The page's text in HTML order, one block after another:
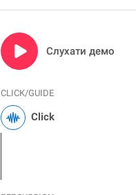
Слухати демо
CLICK/GUIDE
Click